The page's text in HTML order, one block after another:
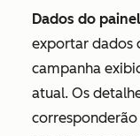
Dados do
exportar dados
campanha
atual. Os
corresponderão